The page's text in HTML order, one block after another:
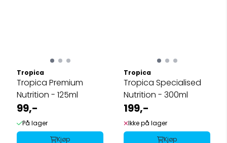
Tropica
Tropica Premium
Nutrition - 125ml
99,-
På lager
Kjøp
Tropica
Tropica Specialised
Nutrition - 300ml
199,-
Ikke på lager
Kjøp